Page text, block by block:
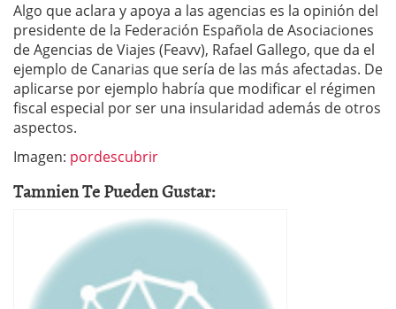
Algo que aclara y apoya a las agencias es la opinión del
presidente de la Federación Española de Asociaciones
de Agencias de Viajes (Feavv), Rafael Gallego, que da el
ejemplo de Canarias que sería de las más afectadas. De
aplicarse por ejemplo habría que modificar el régimen
fiscal especial por ser una insularidad además de otros
aspectos.
Imagen: pordescubrir
Tamnien Te Pueden Gustar: